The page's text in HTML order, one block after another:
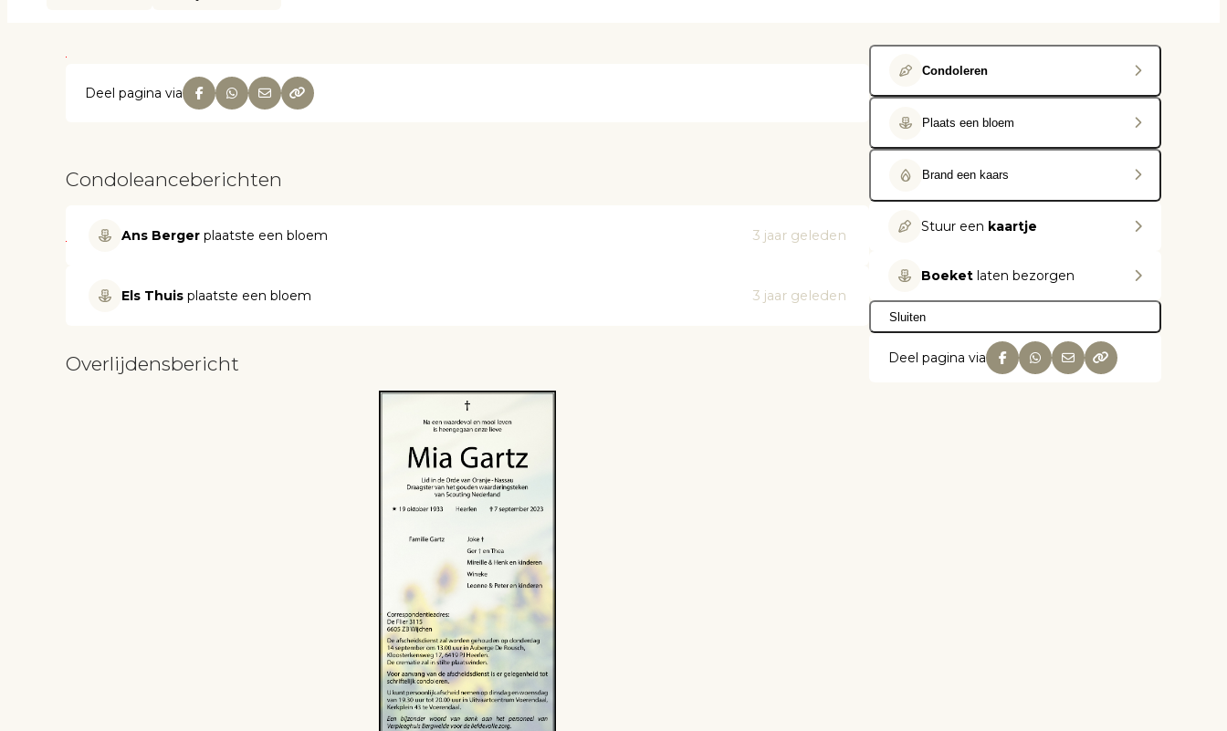
Deel pagina via
Condoleanceberichten
Ans Berger plaatste een bloem 3 jaar geleden
Els Thuis plaatste een bloem 3 jaar geleden
Overlijdensbericht
Condoleren
Plaats een bloem
Brand een kaars
Stuur een kaartje
Boeket laten bezorgen
Sluiten
Deel pagina via